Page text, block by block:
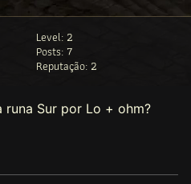
Level: 2
Posts: 7
Reputação: 2
Sur por Lo + ohm?